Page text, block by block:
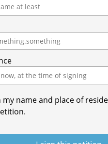
my name and place of